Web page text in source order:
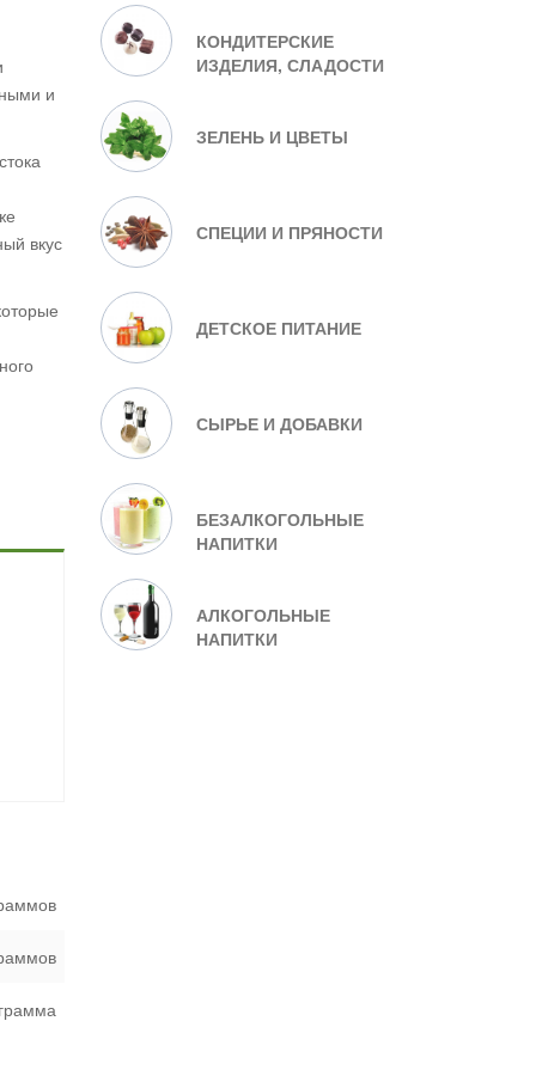
и
вкус
КОНДИТЕРСКИЕ
ИЗДЕЛИЯ, СЛАДОСТИ
ЗЕЛЕНЬ И ЦВЕТЫ
СПЕЦИИ И ПРЯНОСТИ
ДЕТСКОЕ ПИТАНИЕ
СЫРЬЕ И ДОБАВКИ
БЕЗАЛКОГОЛЬНЫЕ
НАПИТКИ
АЛКОГОЛЬНЫЕ
НАПИТКИ